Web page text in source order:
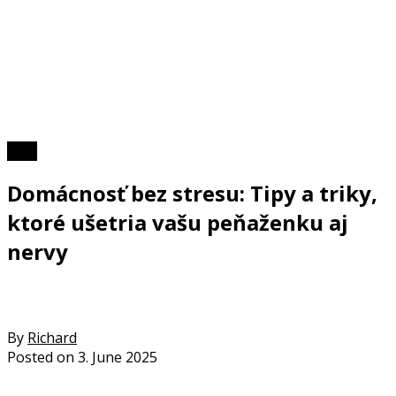
Domácnosť bez stresu: Tipy a triky,
ktoré ušetria vašu peňaženku aj
nervy
By Richard
Posted on 3. June 2025